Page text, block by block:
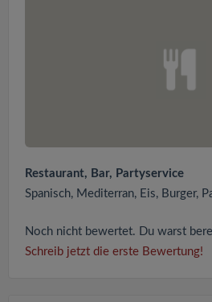
Restaurant, Bar, Partyservice
Spanisch, Mediterran, Eis, Burger,
Noch nicht bewertet. Du warst
Schreib jetzt die erste Bewertung!